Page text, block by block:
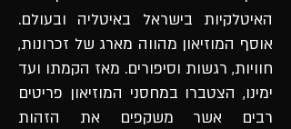
האיטלקיות בישראל באיטליה ובעולם.
אוסף המוזיאון מהווה מארג של זכרונות,
חוויות, רגשות וסיפורים. מאז הקמתו ועד
ימינו, הצטברו במחסני המוזיאון פריטים
רבים אשר משקפים את הזהות